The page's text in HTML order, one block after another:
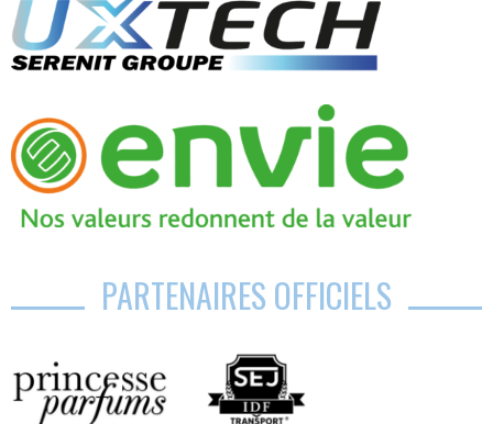
PARTENAIRES OFFICIELS